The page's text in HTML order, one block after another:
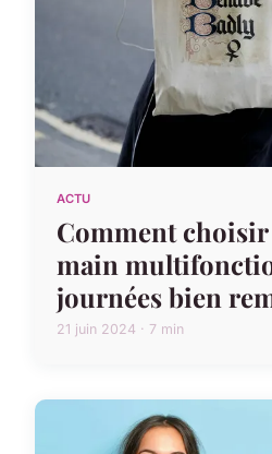
ACTU
Comment choisir
main
journées bien
21 juin 2024 · 7 min